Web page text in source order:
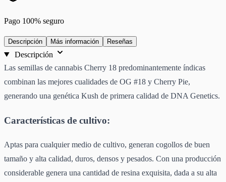
Pago 100% seguro
Descripción Más información Reseñas
Descripción
Las semillas de cannabis Cherry 18 predominantemente índicas
combinan las mejores cualidades de OG #18 y Cherry Pie,
generando una genética Kush de primera calidad de DNA Genetics.
Características de cultivo:
Aptas para cualquier medio de cultivo, generan cogollos de buen
tamaño y alta calidad, duros, densos y pesados. Con una producción
considerable genera una cantidad de resina exquisita, dada a su alta